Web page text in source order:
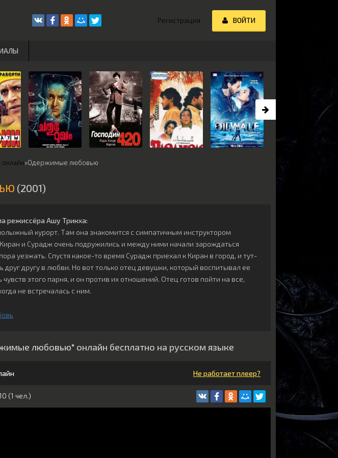
»Одержимые любовью
(2001)
режиссёра Ашу Трикха:
курорт. Там она знакомится с симпатичным инструктором
и Сурадж очень подружились и между ними начали зарождаться
уезжать. Спустя какое-то время Сурадж приехал к Киран в город, и тут-
другу в любви. Но вот только отец девушки, который воспитывал ее
чувств этого парня, и он против их отношений. Отец готов пойти на все,
не встречалась с ним.
любовью" онлайн бесплатно на русском языке
Не работает плеер?
(1 чeл.)
Регистрация ВОЙТИ